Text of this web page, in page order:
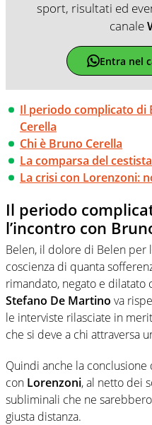
sport, risultati ed
canale
Entra nel
Il periodo complicato di
Cerella
Chi è Bruno Cerella
La comparsa del cestista
La crisi con Lorenzoni:
Il periodo
l’incontro con
Belen, il dolore di Belen per
coscienza di quanta
rimandato, negato e dilatato
Stefano De Martino va
le interviste rilasciate in
che si deve a chi attraversa
Quindi anche la
con Lorenzoni, al netto dei
subliminali che ne
giusta distanza.